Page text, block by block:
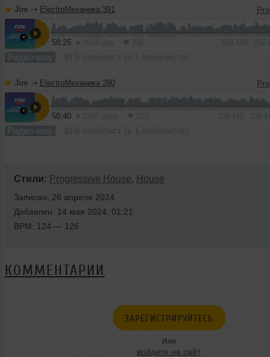
Jim ➝ ElectroМеханика 391
58:25
Радио-шоу
Jim ➝ ElectroМеханика 390
58:40
Радио-шоу
Стили: Progressive House, House
Записан: 26 апреля 2024
Добавлен: 14 мая 2024, 01:21
BPM: 124 — 126
КОММЕНТАРИИ
ЗАРЕГИСТРИРУЙТЕСЬ
Или
войдите на сайт